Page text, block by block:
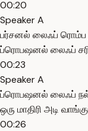
00:20
Speaker A
பர்சனல் லைஃப் ரொம்ப
ப்ரொபஷனல் லைஃப்
00:23
Speaker A
ப்ரொபஷனல் லைஃப்
ஒரு மாதிரி அடி
00:26